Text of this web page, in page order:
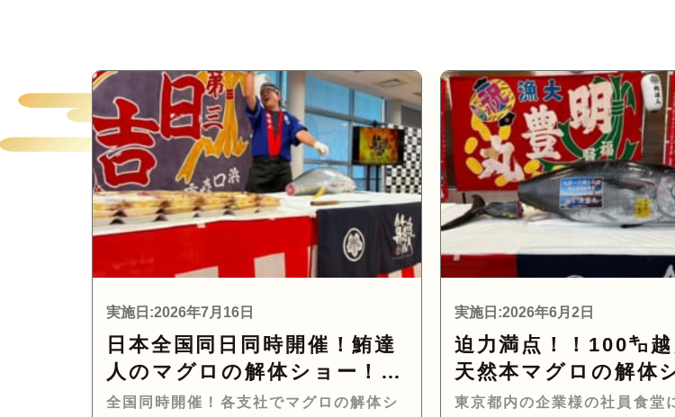
実施日:2026年7月16日
日本全国同日同時開催！鮪達
人のマグロの解体ショー！！
マグロでツナがる♡
全国同時開催！各支社でマグロの解体シ
実施日:2026年6月2日
迫力満点！！100㌔
天然本マグロの解体
ー！！
東京都内の企業様の社員食堂